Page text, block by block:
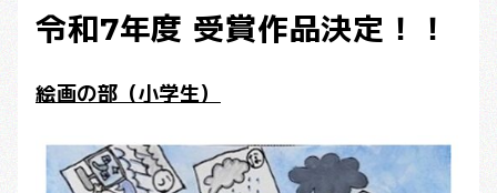
令和7年度 受賞作品決定！！
絵画の部（小学生）